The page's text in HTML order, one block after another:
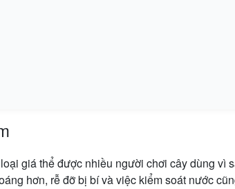
giá thể được nhiều người chơi cây dùng
hơn, rễ đỡ bị bí và việc kiểm soát nước